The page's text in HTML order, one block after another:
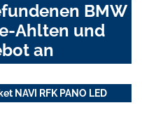
BMW
Ahlten und
an
NAVI RFK PANO LED